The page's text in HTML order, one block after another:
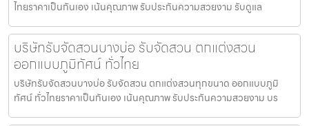
ไทยราคาเป็นกันเอง เน้นคุณภาพ รับประกันความสวยงาม รับดูแล
บริษัทรับจัดสวนบางบ่อ รับจัดสวน ตกแต่งสวน
ออกแบบภูมิทัศน์ ทั่วไทย
บริษัทรับจัดสวนบางบ่อ รับจัดสวน ตกแต่งสวนทุกขนาด ออกแบบภูมิ
ทัศน์ ทั่วไทยราคาเป็นกันเอง เน้นคุณภาพ รับประกันความสวยงาม บร